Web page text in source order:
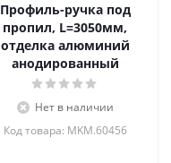
Профиль-ручка под
пропил, L=3050мм,
отделка алюминий
анодированный
Нет в наличии
Код товара: MKM.60456